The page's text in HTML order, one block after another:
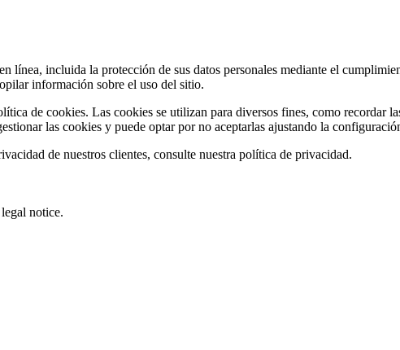
línea, incluida la protección de sus datos personales mediante el
información sobre el uso del sitio.
de cookies. Las cookies se utilizan para diversos fines, como recordar
las cookies y puede optar por no aceptarlas ajustando la
de nuestros clientes, consulte nuestra política de privacidad.
notice.